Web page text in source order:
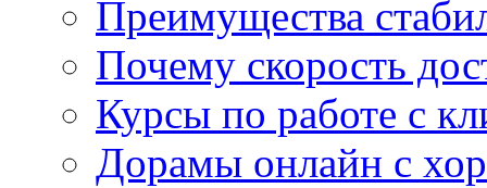
Преимущества
Почему скорость
Курсы по работе с
Дорамы онлайн с